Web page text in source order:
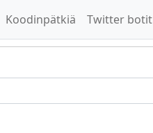
Koodinpätkiä Twitter botit